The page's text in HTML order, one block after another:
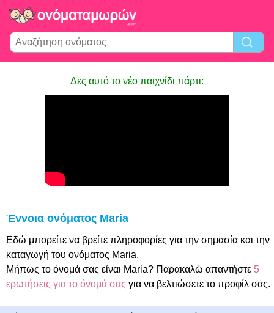
Δες αυτό το νέο παιχνίδι πάρτι:
Έννοια ονόματος Maria
Εδώ μπορείτε να βρείτε πληροφορίες για την σημασία και την
καταγωγή του ονόματος Maria.
Μήπως το όνομά σας είναι Maria? Παρακαλώ απαντήστε 5
ερωτήσεις για το όνομά σας για να βελτιώσετε το προφίλ σας.